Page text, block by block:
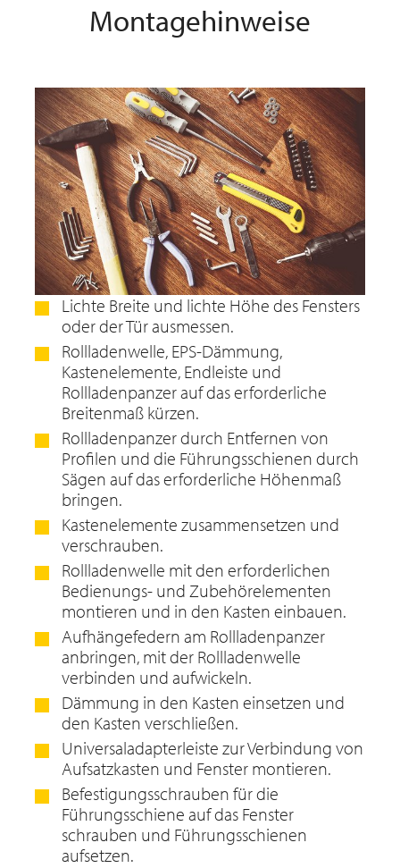
Montagehinweise
Lichte Breite und lichte Höhe des Fensters
oder der Tür ausmessen.
Rollladenwelle, EPS-Dämmung,
Kastenelemente, Endleiste und
Rollladenpanzer auf das erforderliche
Breitenmaß kürzen.
Rollladenpanzer durch Entfernen von
Profilen und die Führungsschienen durch
Sägen auf das erforderliche Höhenmaß
bringen.
Kastenelemente zusammensetzen und
verschrauben.
Rollladenwelle mit den erforderlichen
Bedienungs- und Zubehörelementen
montieren und in den Kasten einbauen.
Aufhängefedern am Rollladenpanzer
anbringen, mit der Rollladenwelle
verbinden und aufwickeln.
Dämmung in den Kasten einsetzen und
den Kasten verschließen.
Universaladapterleiste zur Verbindung von
Aufsatzkasten und Fenster montieren.
Befestigungsschrauben für die
Führungsschiene auf das Fenster
schrauben und Führungsschienen
aufsetzen.